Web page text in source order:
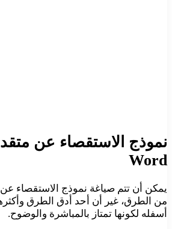
نموذج الاستقصاء عن
Word
يمكن أن تتم صياغة نموذج الاستقصاء
من الطرق، غير أن أحد أدق الطرق
أسفله لكونها تمتاز بالمباشرة والوضوح.